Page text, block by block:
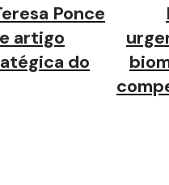
Ponce
artigo
do